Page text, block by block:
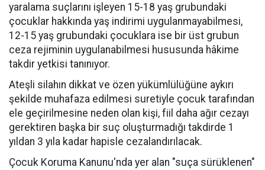
yaralama suçlarını işleyen 15-18 yaş grubundaki
çocuklar hakkında yaş indirimi uygulanmayabilmesi,
12-15 yaş grubundaki çocuklara ise bir üst grubun
ceza rejiminin uygulanabilmesi hususunda hâkime
takdir yetkisi tanınıyor.
Ateşli silahın dikkat ve özen yükümlülüğüne aykırı
şekilde muhafaza edilmesi suretiyle çocuk tarafından
ele geçirilmesine neden olan kişi, fiil daha ağır cezayı
gerektiren başka bir suç oluşturmadığı takdirde 1
yıldan 3 yıla kadar hapisle cezalandırılacak.
Çocuk Koruma Kanunu'nda yer alan "suça sürüklenen"